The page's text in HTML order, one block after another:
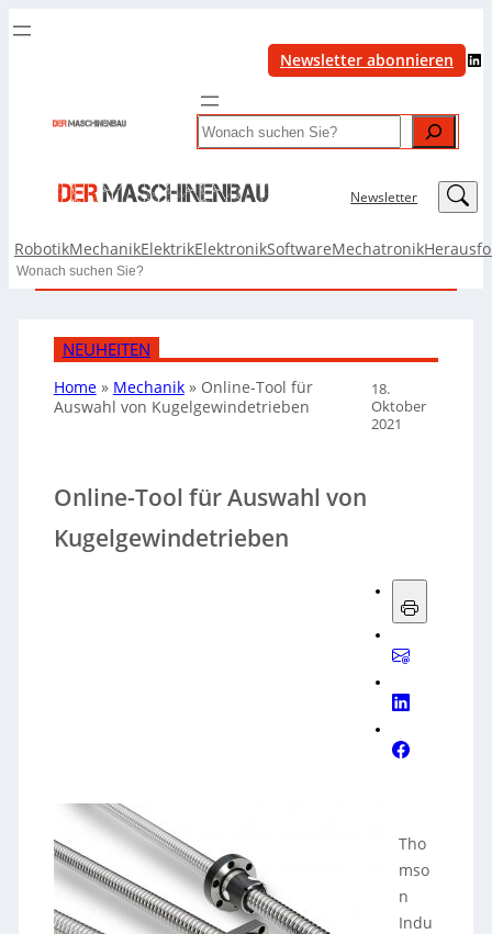
Newsletter abonnieren LinkedIn
Search
Newsletter LinkedIn
RobotikMechanikElektrikElektronikSoftwareMechatronik
Search
NEUHEITEN
Home» Mechanik» Online-Tool für
Auswahl von Kugelgewindetrieben
18.
Oktober
2021
Online-Tool für Auswahl von
Kugelgewindetrieben
Tho
mso
n
Indu